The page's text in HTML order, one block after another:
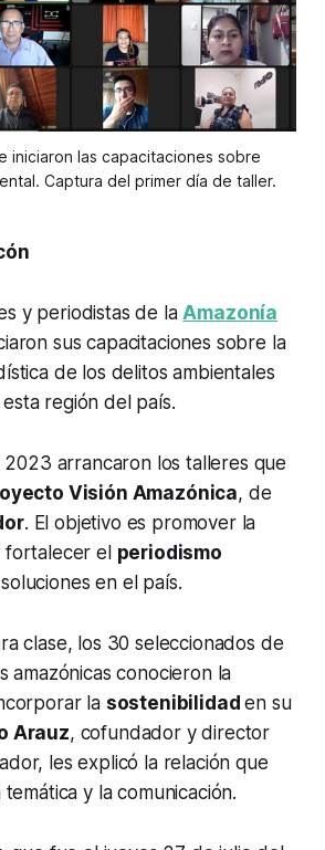
iniciaron las capacitaciones sobre
Captura del primer día de taller.
y periodistas de laAmazonía
sus capacitaciones sobre la
de los delitos ambientales
región del país.
2023 arrancaron los talleres que
Visión Amazónica, de
. El objetivo es promover la
fortalecer el periodismo
en el país.
clase, los 30 seleccionados de
amazónicas conocieron la
la sostenibilidaden su
Arauz, cofundador y director
les explicó la relación que
y la comunicación.